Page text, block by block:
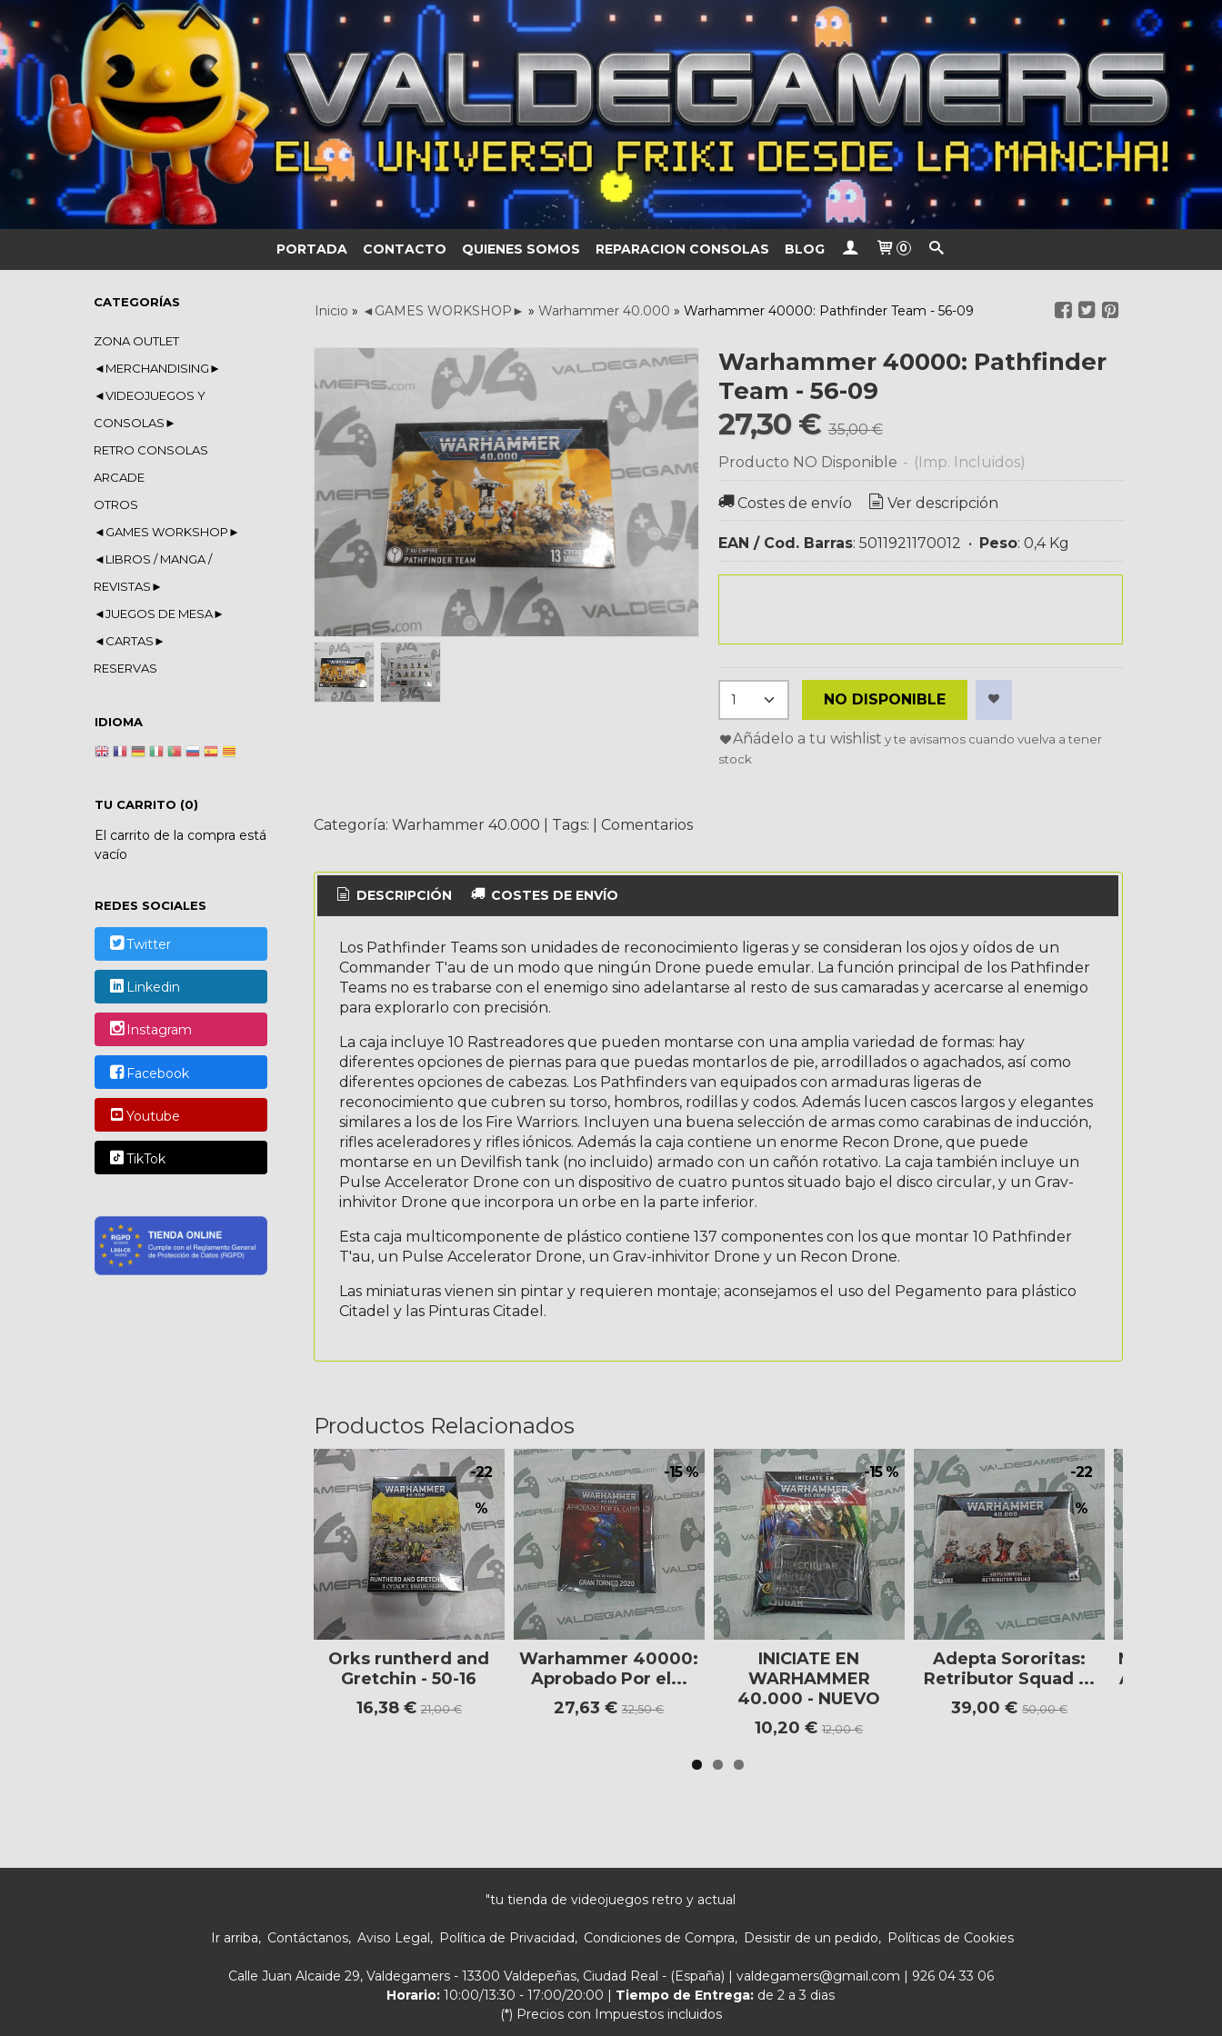
PORTADA CONTACTO QUIENES SOMOS REPARACION CONSOLAS BLOG 0
CATEGORÍAS
ZONA OUTLET
◄MERCHANDISING►
◄VIDEOJUEGOS Y
CONSOLAS►
RETRO CONSOLAS
ARCADE
OTROS
◄GAMES WORKSHOP►
◄LIBROS / MANGA /
REVISTAS►
◄JUEGOS DE MESA►
◄CARTAS►
RESERVAS
IDIOMA
TU CARRITO (0)
El carrito de la compra está
vacío
REDES SOCIALES
Twitter
Linkedin
Instagram
Facebook
Youtube
TikTok
Inicio » ◄GAMES WORKSHOP► » Warhammer 40.000 » Warhammer 40000: Pathfinder Team - 56-09
Warhammer 40000: Pathfinder
Team - 56-09
27,30 €35,00 €
Producto NO Disponible - (Imp. Incluidos)
Costes de envío Ver descripción
EAN / Cod. Barras: 5011921170012 • Peso: 0,4 Kg
NO DISPONIBLE
Añádelo a tu wishlist y te avisamos cuando vuelva a tener
stock
DESCRIPCIÓN COSTES DE ENVÍO
Los Pathfinder Teams son unidades de reconocimiento ligeras y se consideran los ojos y oídos de un
Commander T'au de un modo que ningún Drone puede emular. La función principal de los Pathfinder
Teams no es trabarse con el enemigo sino adelantarse al resto de sus camaradas y acercarse al enemigo
La caja incluye 10 Rastreadores que pueden montarse con una amplia variedad de formas: hay
diferentes opciones de piernas para que puedas montarlos de pie, arrodillados o agachados, así como
diferentes opciones de cabezas. Los Pathfinders van equipados con armaduras ligeras de
reconocimiento que cubren su torso, hombros, rodillas y codos. Además lucen cascos largos y elegantes
similares a los de los Fire Warriors. Incluyen una buena selección de armas como carabinas de inducción,
rifles aceleradores y rifles iónicos. Además la caja contiene un enorme Recon Drone, que puede
montarse en un Devilfish tank (no incluido) armado con un cañón rotativo. La caja también incluye un
Pulse Accelerator Drone con un dispositivo de cuatro puntos situado bajo el disco circular, y un Grav-
Esta caja multicomponente de plástico contiene 137 componentes con los que montar 10 Pathfinder
Las miniaturas vienen sin pintar y requieren montaje; aconsejamos el uso del Pegamento para plástico
Productos Relacionados
-22
%
Orks runtherd and
Gretchin - 50-16
-15 %
Warhammer 40000:
Aprobado Por el...
-15 %
INICIATE EN
WARHAMMER
40.000 - NUEVO
-22
%
Adepta Sororitas:
Retributor Squad ...
Calle Juan Alcaide 29, Valdegamers - 13300 Valdepeñas, Ciudad Real - (España) | valdegamers@gmail.com |
10:00/13:30 - 17:00/20:00 |Tiempo de Entrega: